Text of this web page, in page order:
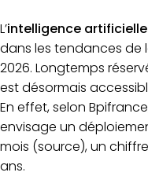
L’intelligence artificielle
dans les tendances de
2026. Longtemps
est désormais
En effet, selon
envisage un
mois (source), un
ans.